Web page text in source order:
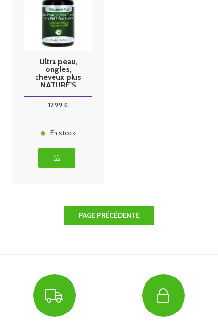
Ultra peau,
ongles,
cheveux plus
NATURE'S
comprimés
12.99€
En stock